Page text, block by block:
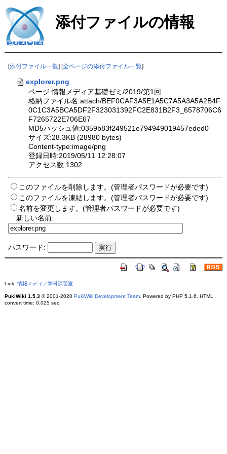
添付ファイルの情報
[添付ファイル一覧] [全ページの添付ファイル一覧]
explorer.png
ページ:情報メディア基礎ゼミ/2019/第1回
格納ファイル名:attach/BEF0CAF3A5E1A5C7A5A3A5A2B4F
0C1C3A5BCA5DF2F323031392FC2E831B2F3_6578706C6
F7265722E706E67
MD5ハッシュ値:0359b83f249521e794949019457eded0
サイズ:28.3KB (28980 bytes)
Content-type:image/png
登録日時:2019/05/11 12:28:07
アクセス数:1302
このファイルを削除します。(管理者パスワードが必要です)
このファイルを凍結します。(管理者パスワードが必要です)
名前を変更します。(管理者パスワードが必要です)
新しい名前:
パスワード:
Link: 情報メディア学科演習室
PukiWiki 1.5.3© 2001-2020 PukiWiki Development Team. Powered by PHP 5.1.6. HTML
convert time: 0.025 sec.